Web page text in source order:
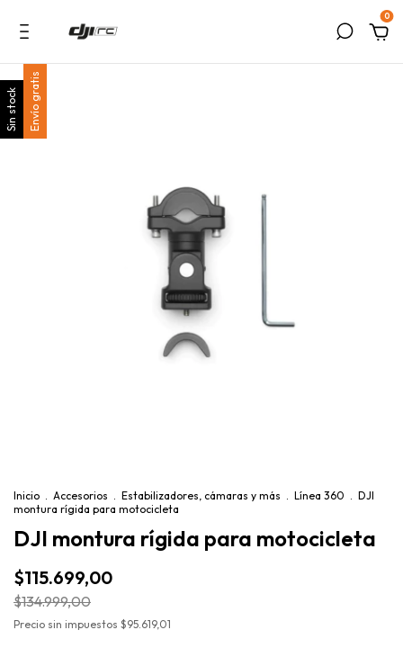
0
Sin stock Envío gratis
Inicio . Accesorios . Estabilizadores, cámaras y más . Línea 360 . DJI
montura rígida para motocicleta
DJI montura rígida para motocicleta
$115.699,00
$134.999,00
Precio sin impuestos $95.619,01